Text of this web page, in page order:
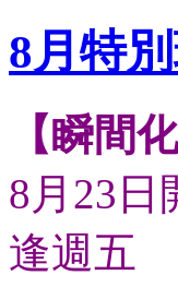
8月特
【瞬間
8月23日
逢週五